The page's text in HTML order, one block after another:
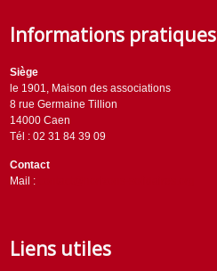
Informations pratiques
Siège
le 1901, Maison des associations
8 rue Germaine Tillion
14000 Caen
Tél : 02 31 84 39 09
Contact
Mail :
Liens utiles